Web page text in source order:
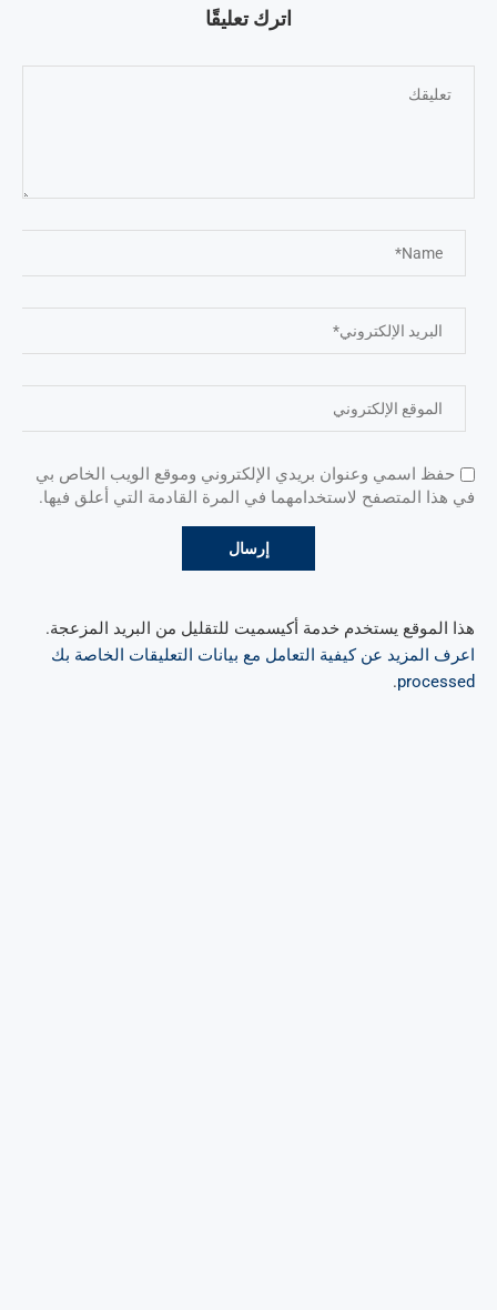
اترك تعليقًا
حفظ اسمي وعنوان بريدي الإلكتروني وموقع الويب الخاص بي
في هذا المتصفح لاستخدامهما في المرة القادمة التي أعلق فيها.
هذا الموقع يستخدم خدمة أكيسميت للتقليل من البريد المزعجة.
اعرف المزيد عن كيفية التعامل مع بيانات التعليقات الخاصة بك
processed
.